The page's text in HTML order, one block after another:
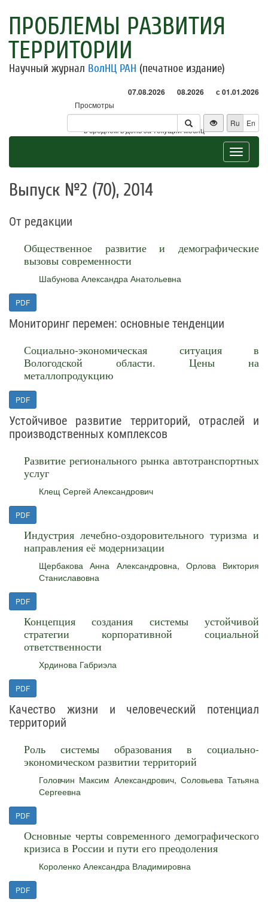
ПРОБЛЕМЫ РАЗВИТИЯ
ТЕРРИТОРИИ
Научный журнал ВолНЦ РАН (печатное издание)
07.08.2026 08.2026 с 01.01.2026
Просмотры
Посетители
* - в среднем в день за текущий месяц
Ru En
Toggle
Выпуск №2 (70), 2014
От редакции
Общественное развитие и демографические
вызовы современности
Шабунова Александра Анатольевна
PDF
Мониторинг перемен: основные тенденции
Социально-экономическая ситуация в
Вологодской области. Цены на
металлопродукцию
PDF
Устойчивое развитие территорий, отраслей и
производственных комплексов
Развитие регионального рынка автотранспортных
услуг
Клещ Сергей Александрович
PDF
Индустрия лечебно-оздоровительного туризма и
направления её модернизации
Щербакова Анна Александровна, Орлова Виктория
Станиславовна
PDF
Концепция создания системы устойчивой
стратегии корпоративной социальной
ответственности
Хрдинова Габриэла
PDF
Качество жизни и человеческий потенциал
территорий
Роль системы образования в социально-
экономическом развитии территорий
Головчин Максим Александрович, Соловьева Татьяна
Сергеевна
PDF
Основные черты современного демографического
кризиса в России и пути его преодоления
Короленко Александра Владимировна
PDF